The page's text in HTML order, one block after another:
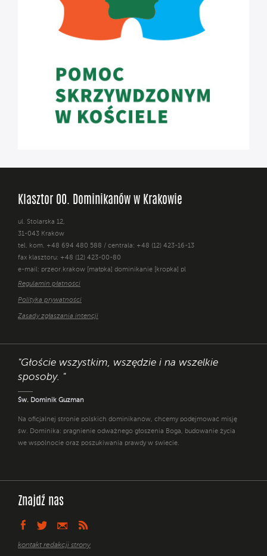
Klasztor OO. Dominikanów w Krakowie
ul. Stolarska 12,
31-043 Kraków
tel. kom. +48 694 480 588 / centrala: +48 (12) 423-16-13
fax klasztoru: +48 (12) 423-00-80
e-mail: przeor.krakow [małpka] dominikanie [kropka] pl
Regulamin płatności
Polityka prywatności
Zasady zgłaszania intencji
"Głoście wszystkim, wszędzie i na wszelkie
sposoby. "
Św. Dominik Guzman
Na oficjalnej stronie polskich dominikanów, chcemy podejmować misję
św. Dominika: pragnienie odważnego głoszenia Boga, budowanie życia
we wspólnocie oraz poszukiwania prawdy w świecie.
Znajdź nas
kontakt redakcji strony